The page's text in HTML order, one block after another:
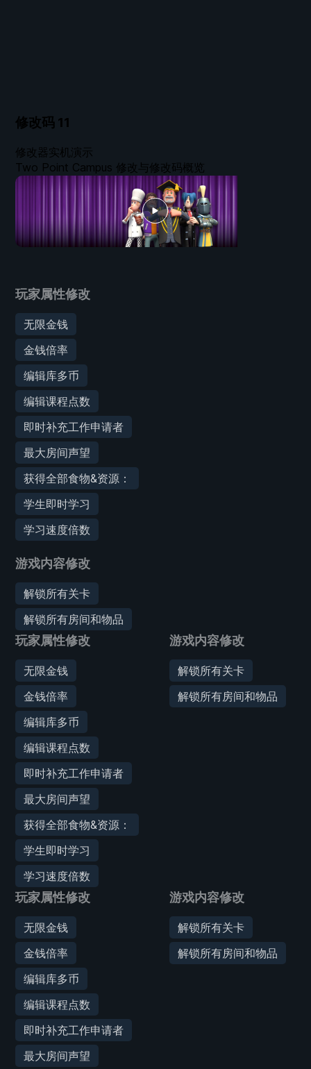
修改码 11
玩家属性修改
无限金钱
金钱倍率
编辑库多币
编辑课程点数
即时补充工作申请者
最大房间声望
获得全部食物&资源：
学生即时学习
学习速度倍数
游戏内容修改
解锁所有关卡
解锁所有房间和物品
玩家属性修改
无限金钱
金钱倍率
编辑库多币
编辑课程点数
即时补充工作申请者
最大房间声望
获得全部食物&资源：
学生即时学习
学习速度倍数
游戏内容修改
解锁所有关卡
解锁所有房间和物品
玩家属性修改
无限金钱
金钱倍率
编辑库多币
编辑课程点数
即时补充工作申请者
最大房间声望
游戏内容修改
解锁所有关卡
解锁所有房间和物品
修改器实机演示
Two Point Campus 修改与修改码概览